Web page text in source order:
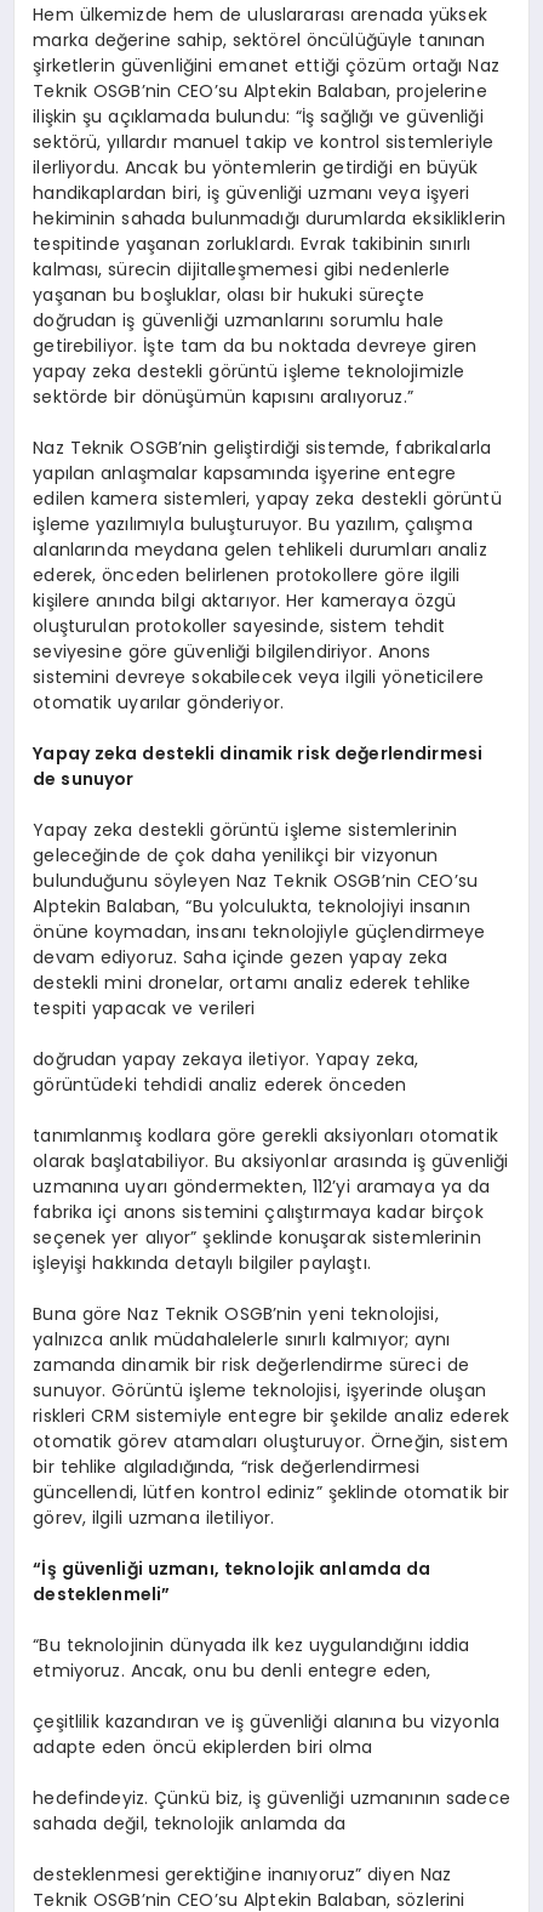
Hem ülkemizde hem de uluslararası arenada yüksek
marka değerine sahip, sektörel öncülüğüyle tanınan
şirketlerin güvenliğini emanet ettiği çözüm ortağı Naz
Teknik OSGB’nin CEO’su Alptekin Balaban, projelerine
ilişkin şu açıklamada bulundu: “İş sağlığı ve güvenliği
sektörü, yıllardır manuel takip ve kontrol sistemleriyle
ilerliyordu. Ancak bu yöntemlerin getirdiği en büyük
handikaplardan biri, iş güvenliği uzmanı veya işyeri
hekiminin sahada bulunmadığı durumlarda eksikliklerin
tespitinde yaşanan zorluklardı. Evrak takibinin sınırlı
kalması, sürecin dijitalleşmemesi gibi nedenlerle
yaşanan bu boşluklar, olası bir hukuki süreçte
doğrudan iş güvenliği uzmanlarını sorumlu hale
getirebiliyor. İşte tam da bu noktada devreye giren
yapay zeka destekli görüntü işleme teknolojimizle
sektörde bir dönüşümün kapısını aralıyoruz.”
Naz Teknik OSGB’nin geliştirdiği sistemde, fabrikalarla
yapılan anlaşmalar kapsamında işyerine entegre
edilen kamera sistemleri, yapay zeka destekli görüntü
işleme yazılımıyla buluşturuyor. Bu yazılım, çalışma
alanlarında meydana gelen tehlikeli durumları analiz
ederek, önceden belirlenen protokollere göre ilgili
kişilere anında bilgi aktarıyor. Her kameraya özgü
oluşturulan protokoller sayesinde, sistem tehdit
seviyesine göre güvenliği bilgilendiriyor. Anons
sistemini devreye sokabilecek veya ilgili yöneticilere
otomatik uyarılar gönderiyor.
Yapay zeka destekli dinamik risk değerlendirmesi
de sunuyor
Yapay zeka destekli görüntü işleme sistemlerinin
geleceğinde de çok daha yenilikçi bir vizyonun
bulunduğunu söyleyen Naz Teknik OSGB’nin CEO’su
Alptekin Balaban, “Bu yolculukta, teknolojiyi insanın
önüne koymadan, insanı teknolojiyle güçlendirmeye
devam ediyoruz. Saha içinde gezen yapay zeka
destekli mini dronelar, ortamı analiz ederek tehlike
tespiti yapacak ve verileri
doğrudan yapay zekaya iletiyor. Yapay zeka,
görüntüdeki tehdidi analiz ederek önceden
tanımlanmış kodlara göre gerekli aksiyonları otomatik
olarak başlatabiliyor. Bu aksiyonlar arasında iş güvenliği
uzmanına uyarı göndermekten, 112’yi aramaya ya da
fabrika içi anons sistemini çalıştırmaya kadar birçok
seçenek yer alıyor” şeklinde konuşarak sistemlerinin
işleyişi hakkında detaylı bilgiler paylaştı.
Buna göre Naz Teknik OSGB’nin yeni teknolojisi,
yalnızca anlık müdahalelerle sınırlı kalmıyor; aynı
zamanda dinamik bir risk değerlendirme süreci de
sunuyor. Görüntü işleme teknolojisi, işyerinde oluşan
riskleri CRM sistemiyle entegre bir şekilde analiz ederek
otomatik görev atamaları oluşturuyor. Örneğin, sistem
bir tehlike algıladığında, “risk değerlendirmesi
güncellendi, lütfen kontrol ediniz” şeklinde otomatik bir
görev, ilgili uzmana iletiliyor.
“İş güvenliği uzmanı, teknolojik anlamda da
desteklenmeli”
“Bu teknolojinin dünyada ilk kez uygulandığını iddia
etmiyoruz. Ancak, onu bu denli entegre eden,
çeşitlilik kazandıran ve iş güvenliği alanına bu vizyonla
adapte eden öncü ekiplerden biri olma
hedefindeyiz. Çünkü biz, iş güvenliği uzmanının sadece
sahada değil, teknolojik anlamda da
desteklenmesi gerektiğine inanıyoruz” diyen Naz
Teknik OSGB’nin CEO’su Alptekin Balaban, sözlerini